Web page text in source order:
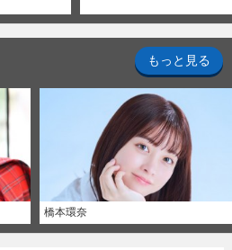
もっと見る
橋本環奈